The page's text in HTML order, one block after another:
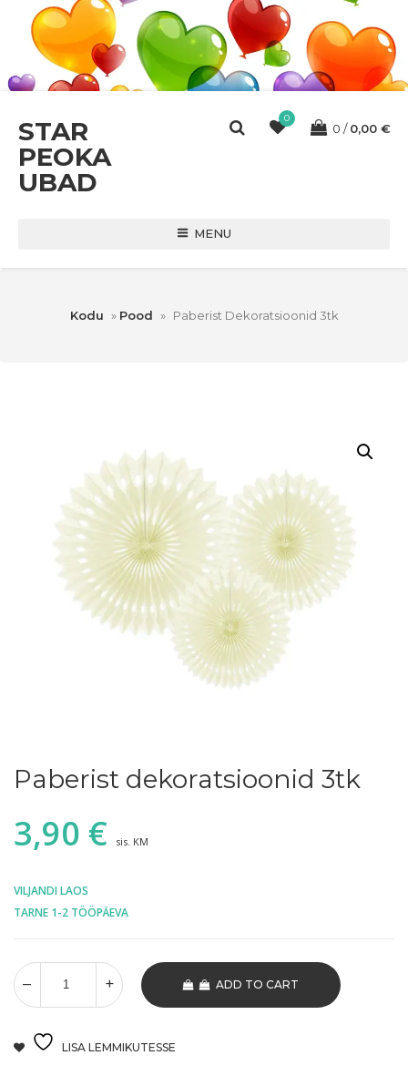
STAR
PEOKA
UBAD
0
0 0,00 €
MENU
Kodu » Pood » Paberist Dekoratsioonid 3tk
Paberist dekoratsioonid 3tk
3,90 € sis. KM
VILJANDI LAOS
TARNE 1-2 TÖÖPÄEVA
ADD TO CART
LISA LEMMIKUTESSE